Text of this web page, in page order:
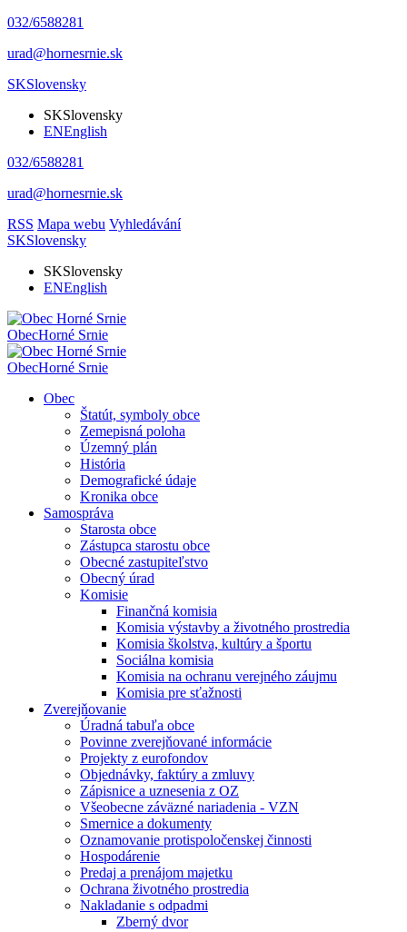
032/6588281
urad@hornesrnie.sk
SKSlovensky
SKSlovensky
ENEnglish
032/6588281
urad@hornesrnie.sk
RSS Mapa webu Vyhledávání
SKSlovensky
SKSlovensky
ENEnglish
ObecHorné Srnie
ObecHorné Srnie
Obec
Štatút, symboly obce
Zemepisná poloha
Územný plán
História
Demografické údaje
Kronika obce
Samospráva
Starosta obce
Zástupca starostu obce
Obecné zastupiteľstvo
Obecný úrad
Komisie
Finančná komisia
Komisia výstavby a životného prostredia
Komisia školstva, kultúry a športu
Sociálna komisia
Komisia na ochranu verejného záujmu
Komisia pre sťažnosti
Zverejňovanie
Úradná tabuľa obce
Povinne zverejňované informácie
Projekty z eurofondov
Objednávky, faktúry a zmluvy
Zápisnice a uznesenia z OZ
Všeobecne záväzné nariadenia - VZN
Smernice a dokumenty
Oznamovanie protispoločenskej činnosti
Hospodárenie
Predaj a prenájom majetku
Ochrana životného prostredia
Nakladanie s odpadmi
Zberný dvor